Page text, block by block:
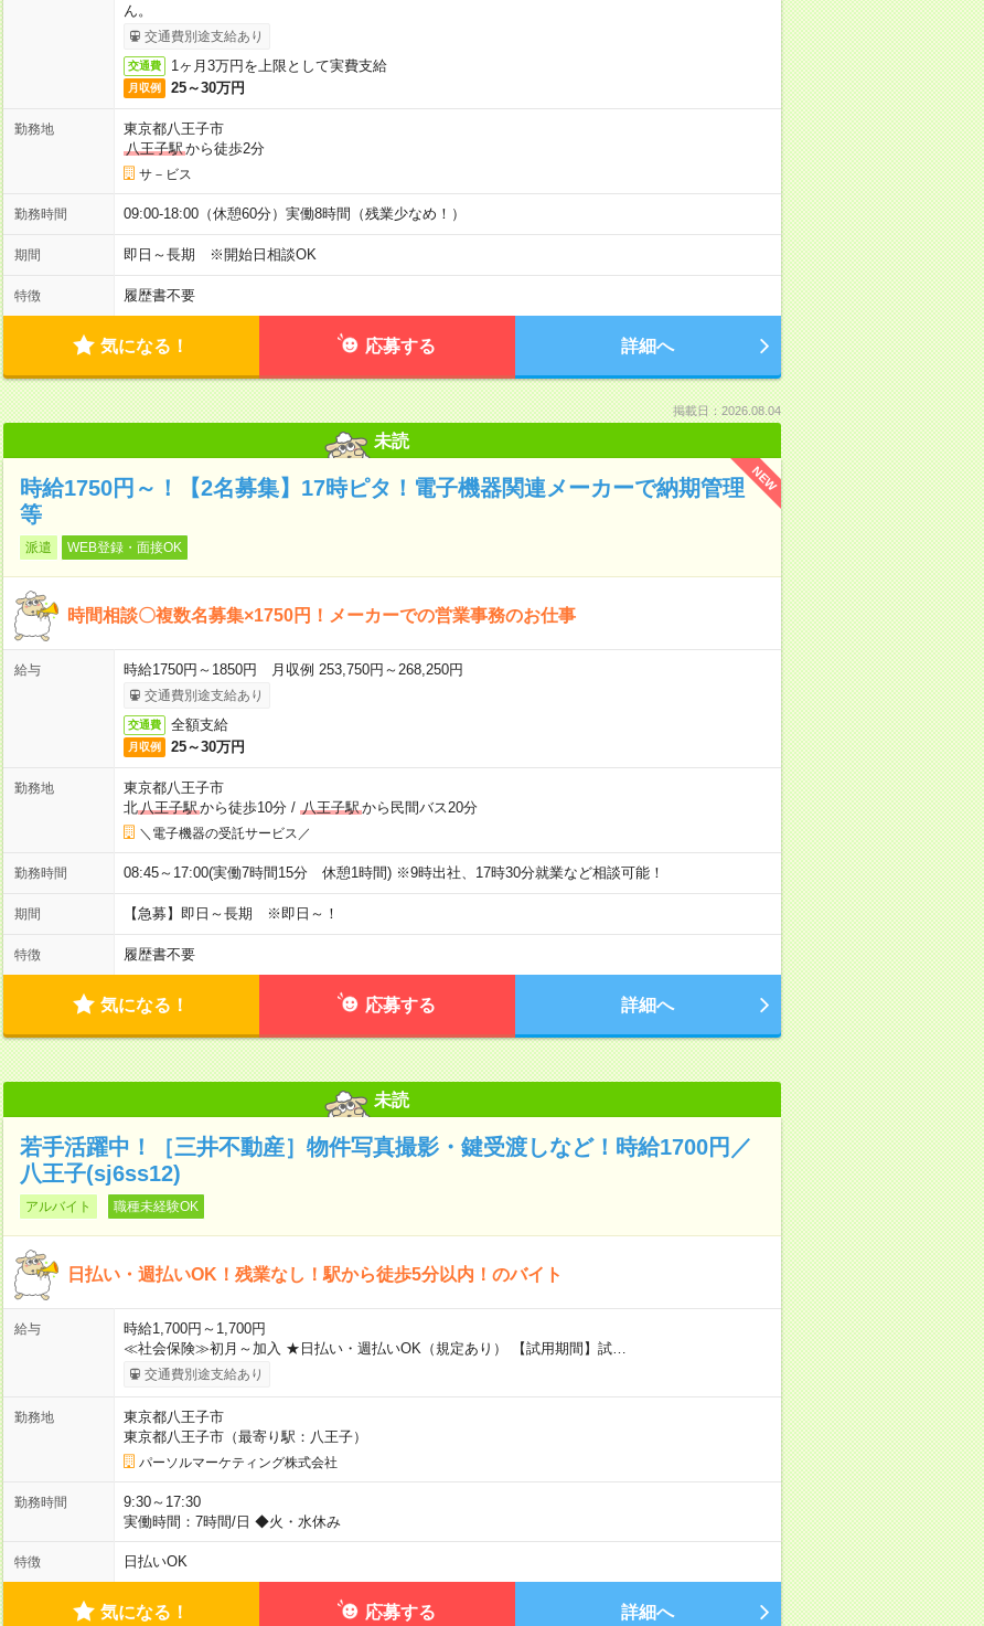
ん。
交通費別途支給あり
交通費 1ヶ月3万円を上限として実費支給
月収例 25～30万円
勤務地
東京都八王子市
八王子駅から徒歩2分
サ－ビス
勤務時間 09:00-18:00（休憩60分）実働8時間（残業少なめ！）
期間 即日～長期 ※開始日相談OK
特徴 履歴書不要
気になる！ 応募する 詳細へ
掲載日：2026.08.04
未読
NEW
時給1750円～！【2名募集】17時ピタ！電子機器関連メーカーで納期管理
等
派遣 WEB登録・面接OK
時間相談〇複数名募集×1750円！メーカーでの営業事務のお仕事
給与 時給1750円～1850円 月収例 253,750円～268,250円
交通費別途支給あり
交通費 全額支給
月収例 25～30万円
勤務地
東京都八王子市
北八王子駅から徒歩10分/ 八王子駅から民間バス20分
＼電子機器の受託サービス／
勤務時間 08:45～17:00(実働7時間15分 休憩1時間) ※9時出社、17時30分就業など相談可能！
期間 【急募】即日～長期 ※即日～！
特徴 履歴書不要
気になる！ 応募する 詳細へ
未読
若手活躍中！［三井不動産］物件写真撮影・鍵受渡しなど！時給1700円／
八王子(sj6ss12)
アルバイト 職種未経験OK
日払い・週払いOK！残業なし！駅から徒歩5分以内！のバイト
給与
時給1,700円～1,700円
≪社会保険≫初月～加入 ★日払い・週払いOK（規定あり） 【試用期間】試…
交通費別途支給あり
勤務地
東京都八王子市
東京都八王子市（最寄り駅：八王子）
パーソルマーケティング株式会社
勤務時間
9:30～17:30
実働時間：7時間/日 ◆火・水休み
特徴 日払いOK
気になる！ 応募する 詳細へ